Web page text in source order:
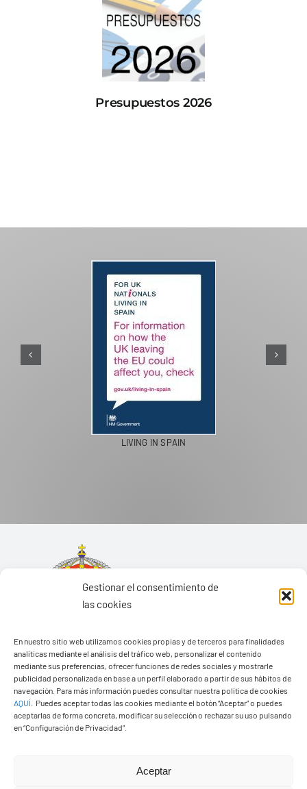
Gestionar el consentimiento de
las cookies
En nuestro sitio web utilizamos cookies propias y de terceros para finalidades
analíticas mediante el análisis del tráfico web, personalizar el contenido
mediante sus preferencias, ofrecer funciones de redes sociales y mostrarle
publicidad personalizada en base a un perfil elaborado a partir de sus hábitos de
navegación. Para más información puedes consultar nuestra política de cookies
AQUÍ
Puedes aceptar todas las cookies mediante el botón “Aceptar” o puedes
aceptarlas de forma concreta, modificar su selección o rechazar su uso pulsando
en “Configuración de Privacidad”.
Aceptar
Presupuestos 2026
PASEOS EN CAMELLO
Ayuntamiento de Yaiza